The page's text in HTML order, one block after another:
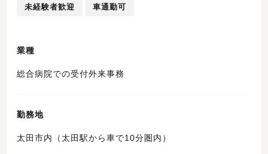
未経験者歓迎 車通勤可
業種
総合病院での受付外来事務
勤務地
太田市内（太田駅から車で10分圏内）